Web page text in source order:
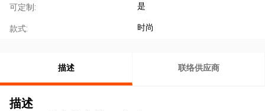
可定制: 是
款式: 时尚
描述 联络供应商
描述